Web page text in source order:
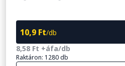
10,9 Ft/db
8,58 Ft +áfa/db
Raktáron: 1280 db